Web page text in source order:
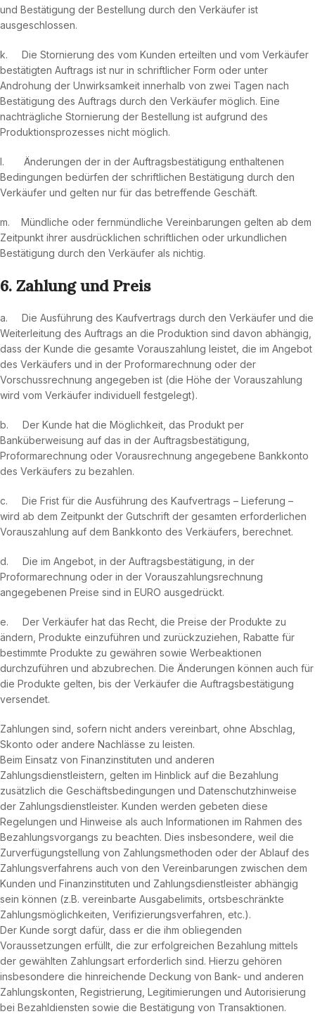
und Bestätigung der Bestellung durch den Verkäufer ist
ausgeschlossen.
k. Die Stornierung des vom Kunden erteilten und vom Verkäufer
bestätigten Auftrags ist nur in schriftlicher Form oder unter
Androhung der Unwirksamkeit innerhalb von zwei Tagen nach
Bestätigung des Auftrags durch den Verkäufer möglich. Eine
nachträgliche Stornierung der Bestellung ist aufgrund des
Produktionsprozesses nicht möglich.
l. Änderungen der in der Auftragsbestätigung enthaltenen
Bedingungen bedürfen der schriftlichen Bestätigung durch den
Verkäufer und gelten nur für das betreffende Geschäft.
m. Mündliche oder fernmündliche Vereinbarungen gelten ab dem
Zeitpunkt ihrer ausdrücklichen schriftlichen oder urkundlichen
Bestätigung durch den Verkäufer als nichtig.
6. Zahlung und Preis
a. Die Ausführung des Kaufvertrags durch den Verkäufer und die
Weiterleitung des Auftrags an die Produktion sind davon abhängig,
dass der Kunde die gesamte Vorauszahlung leistet, die im Angebot
des Verkäufers und in der Proformarechnung oder der
Vorschussrechnung angegeben ist (die Höhe der Vorauszahlung
wird vom Verkäufer individuell festgelegt).
b. Der Kunde hat die Möglichkeit, das Produkt per
Banküberweisung auf das in der Auftragsbestätigung,
Proformarechnung oder Vorausrechnung angegebene Bankkonto
des Verkäufers zu bezahlen.
c. Die Frist für die Ausführung des Kaufvertrags – Lieferung –
wird ab dem Zeitpunkt der Gutschrift der gesamten erforderlichen
Vorauszahlung auf dem Bankkonto des Verkäufers, berechnet.
d. Die im Angebot, in der Auftragsbestätigung, in der
Proformarechnung oder in der Vorauszahlungsrechnung
angegebenen Preise sind in EURO ausgedrückt.
e. Der Verkäufer hat das Recht, die Preise der Produkte zu
ändern, Produkte einzuführen und zurückzuziehen, Rabatte für
bestimmte Produkte zu gewähren sowie Werbeaktionen
durchzuführen und abzubrechen. Die Änderungen können auch für
die Produkte gelten, bis der Verkäufer die Auftragsbestätigung
versendet.
Zahlungen sind, sofern nicht anders vereinbart, ohne Abschlag,
Skonto oder andere Nachlässe zu leisten.
Beim Einsatz von Finanzinstituten und anderen
Zahlungsdienstleistern, gelten im Hinblick auf die Bezahlung
zusätzlich die Geschäftsbedingungen und Datenschutzhinweise
der Zahlungsdienstleister. Kunden werden gebeten diese
Regelungen und Hinweise als auch Informationen im Rahmen des
Bezahlungsvorgangs zu beachten. Dies insbesondere, weil die
Zurverfügungstellung von Zahlungsmethoden oder der Ablauf des
Zahlungsverfahrens auch von den Vereinbarungen zwischen dem
Kunden und Finanzinstituten und Zahlungsdienstleister abhängig
sein können (z.B. vereinbarte Ausgabelimits, ortsbeschränkte
Zahlungsmöglichkeiten, Verifizierungsverfahren, etc.).
Der Kunde sorgt dafür, dass er die ihm obliegenden
Voraussetzungen erfüllt, die zur erfolgreichen Bezahlung mittels
der gewählten Zahlungsart erforderlich sind. Hierzu gehören
insbesondere die hinreichende Deckung von Bank- und anderen
Zahlungskonten, Registrierung, Legitimierungen und Autorisierung
bei Bezahldiensten sowie die Bestätigung von Transaktionen.